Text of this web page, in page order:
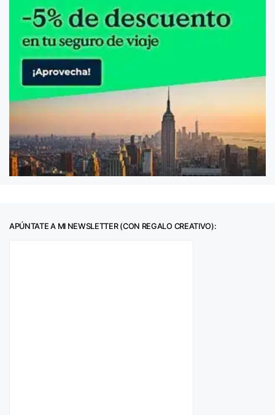
APÚNTATE A MI NEWSLETTER (CON REGALO CREATIVO):